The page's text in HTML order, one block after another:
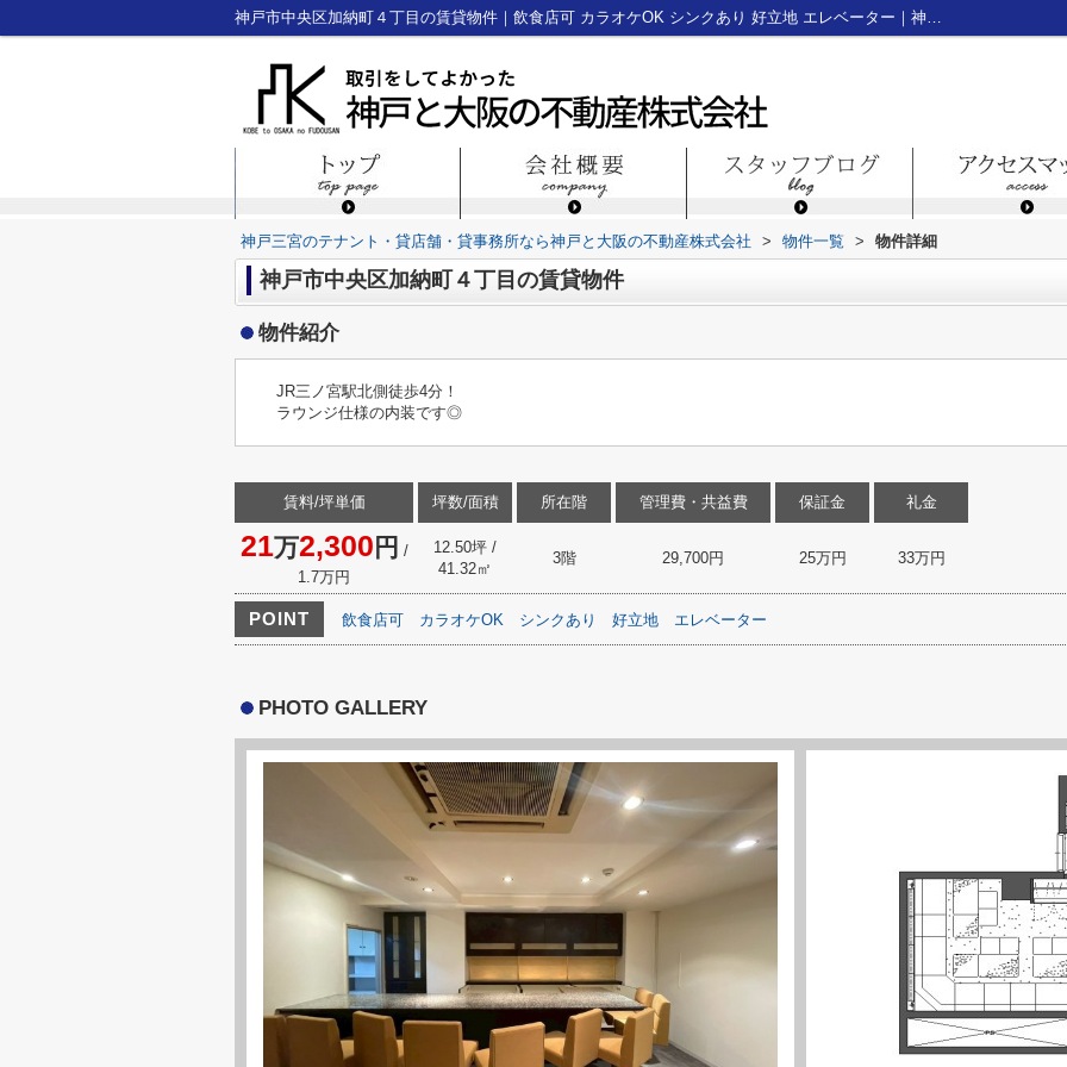
神戸市中央区加納町４丁目の賃貸物件｜飲食店可 カラオケOK シンクあり 好立地 エレベーター｜神戸三宮のテナント・貸店舗・貸事務所なら神戸と大阪の不動産株式会社
神戸三宮のテナント・貸店舗・貸事務所なら神戸と大阪の不動産株式会社 > 物件一覧 > 物件詳細
神戸市中央区加納町４丁目の賃貸物件
物件紹介
JR三ノ宮駅北側徒歩4分！
ラウンジ仕様の内装です◎
賃料/坪単価
21万2,300 円 /
1.7万円
坪数/面積
12.50坪 /
41.32㎡
所在階
3階
管理費・共益費
29,700円
保証金
25万円
礼金
33万円
POINT 飲食店可 カラオケOK シンクあり 好立地 エレベーター
PHOTO GALLERY